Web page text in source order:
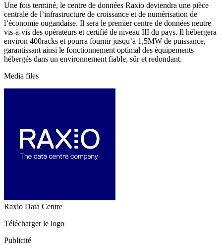
Une fois terminé, le centre de données Raxio deviendra une pièce
centrale de l’infrastructure de croissance et de numérisation de
l’économie ougandaise. Il sera le premier centre de données neutre
vis-à-vis des opérateurs et certifié de niveau III du pays. Il hébergera
environ 400racks et pourra fournir jusqu’à 1,5MW de puissance,
garantissant ainsi le fonctionnement optimal des équipements
hébergés dans un environnement fiable, sûr et redondant.
Media files
Raxio Data Centre
Télécharger le logo
Publicité